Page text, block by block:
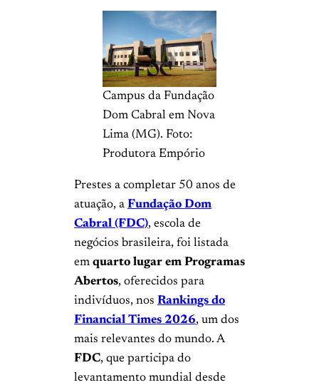
Campus da Fundação
Dom Cabral em Nova
Lima (MG). Foto:
Produtora Empório
Prestes a completar 50 anos de
atuação, a Fundação Dom
Cabral (FDC), escola de
negócios brasileira, foi listada
em quarto lugar em Programas
Abertos, oferecidos para
indivíduos, nos Rankings do
Financial Times 2026, um dos
mais relevantes do mundo. A
FDC, que participa do
levantamento mundial desde